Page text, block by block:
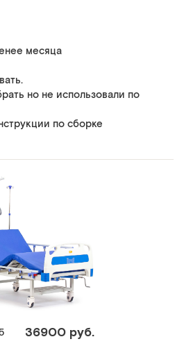
месяца
но не использовали по
по сборке
36900 руб.